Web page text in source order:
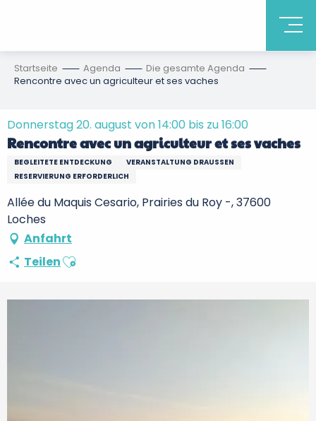
Startseite Agenda
Die gesamte Agenda
Rencontre avec un agriculteur et ses vaches
Donnerstag 20. august von 14:00 bis zu 16:00
Rencontre avec un agriculteur et ses vaches
BEGLEITETE ENTDECKUNG
VERANSTALTUNG DRAUSSEN
RESERVIERUNG ERFORDERLICH
Allée du Maquis Cesario, Prairies du Roy -, 37600
Loches
Anfahrt
TeilenAjouter aux favoris